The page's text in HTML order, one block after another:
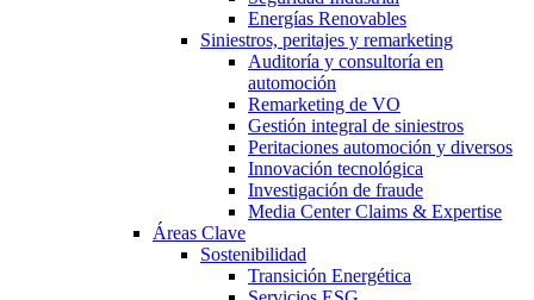
Energías Renovables
Siniestros, peritajes y remarketing
Auditoría y consultoría en
automoción
Remarketing de VO
Gestión integral de siniestros
Peritaciones automoción y diversos
Innovación tecnológica
Investigación de fraude
Media Center Claims & Expertise
Áreas Clave
Sostenibilidad
Transición Energética